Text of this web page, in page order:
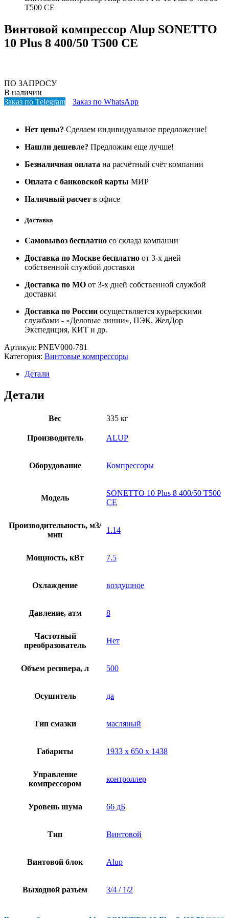
T500 CE
Винтовой компрессор Alup SONETTO
10 Plus 8 400/50 T500 CE
ПО ЗАПРОСУ
В наличии
Заказ по Telegram
Заказ по WhatsApp
Нет цены? Сделаем индивидуальное предложение!
Нашли дешевле? Предложим еще лучше!
Безналичная оплата на расчётный счёт компании
Оплата с банковской карты МИР
Наличный расчет в офисе
Доставка
Самовывоз бесплатно со склада компании
Доставка по Москве бесплатно от 3-х дней
собственной службой доставки
Доставка по МО от 3-х дней собственной службой
доставки
Доставка по России осуществляется курьерскими
службами - «Деловые линии», ПЭК, ЖелДор
Экспедиция, КИТ и др.
Артикул: PNEV000-781
Категория: Винтовые компрессоры
Детали
Детали
Вес 335 кг
Производитель ALUP
Оборудование Компрессоры
Модель
SONETTO 10 Plus 8 400/50 T500
CE
Производительность, м3/
мин
1.14
Мощность, кВт 7.5
Охлаждение воздушное
Давление, атм 8
Частотный
преобразователь
Нет
Объем ресивера, л 500
Осушитель да
Тип смазки масляный
Габариты 1933 х 650 х 1438
Управление
компрессором
контроллер
Уровень шума 66 дБ
Тип Винтовой
Винтовой блок Alup
Выходной разъем 3/4 / 1/2